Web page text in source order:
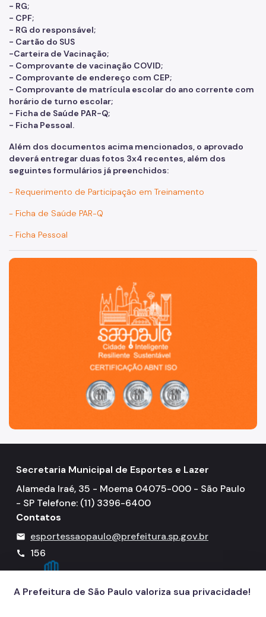
- RG;
- CPF;
- RG do responsável;
- Cartão do SUS
-Carteira de Vacinação;
- Comprovante de vacinação COVID;
- Comprovante de endereço com CEP;
- Comprovante de matrícula escolar do ano corrente com
horário de turno escolar;
- Ficha de Saúde PAR-Q;
- Ficha Pessoal.
Além dos documentos acima mencionados, o aprovado
deverá entregar duas fotos 3x4 recentes, além dos
seguintes formulários já preenchidos:
- Requerimento de Participação em Treinamento
- Ficha de Saúde PAR-Q
- Ficha Pessoal
São Paulo, cidade inteligente, resiliente e sustentável
Secretaria Municipal de Esportes e Lazer
Alameda Iraé, 35 - Moema 04075-000 - São Paulo
- SP Telefone: (11) 3396-6400
Contatos
mail esportessaopaulo@prefeitura.sp.gov.br
call 156
A Prefeitura de São Paulo valoriza sua privacidade!